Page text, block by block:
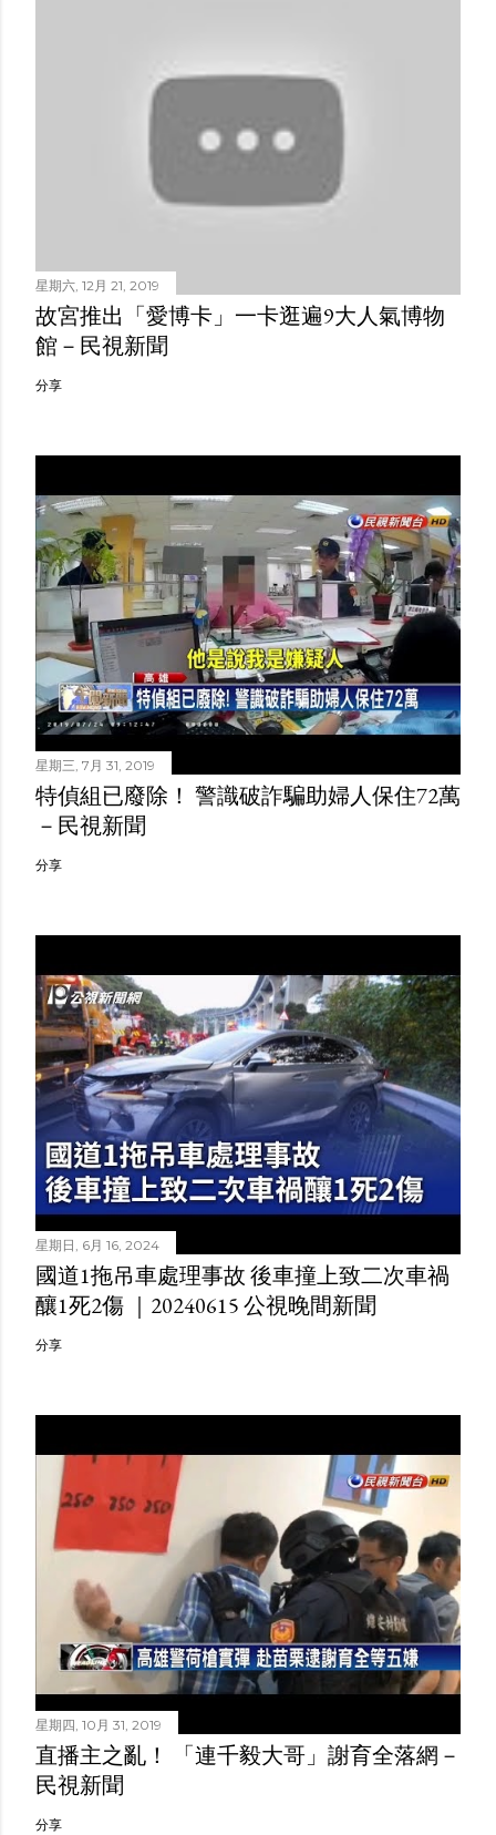
星期六, 12月 21, 2019
故宮推出「愛博卡」一卡逛遍9大人氣博物
館－民視新聞
分享
星期三, 7月 31, 2019
特偵組已廢除！ 警識破詐騙助婦人保住72萬
－民視新聞
分享
星期日, 6月 16, 2024
國道1拖吊車處理事故 後車撞上致二次車禍
釀1死2傷 ｜20240615 公視晚間新聞
分享
星期四, 10月 31, 2019
直播主之亂！ 「連千毅大哥」謝育全落網－
民視新聞
分享